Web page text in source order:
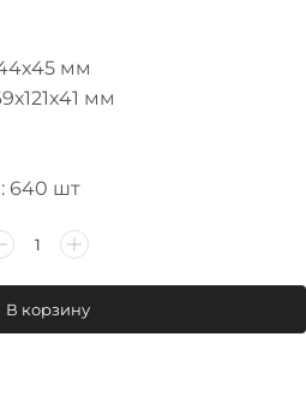
мм
мм
640 шт
В корзину